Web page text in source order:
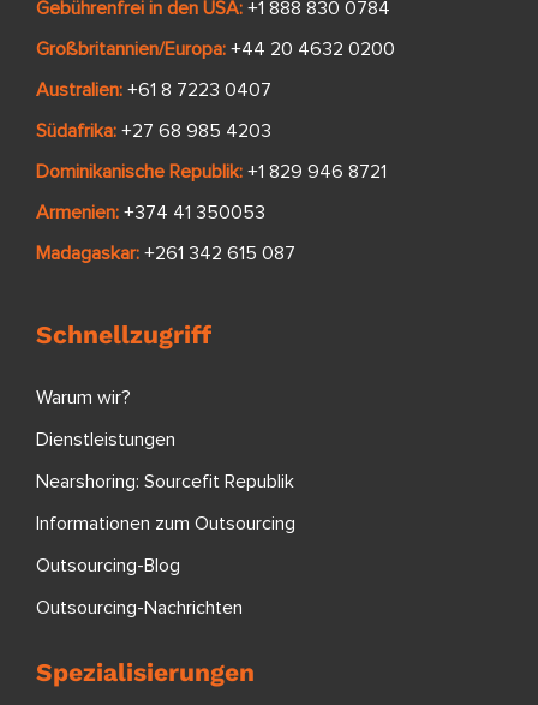
Gebührenfrei in den USA: +1 888 830 0784
Großbritannien/Europa: +44 20 4632 0200
Australien: +61 8 7223 0407
Südafrika: +27 68 985 4203
Dominikanische Republik: +1 829 946 8721
Armenien: +374 41 350053
Madagaskar: +261 342 615 087
Schnellzugriff
Warum wir?
Dienstleistungen
Nearshoring: Sourcefit Republik
Informationen zum Outsourcing
Outsourcing-Blog
Outsourcing-Nachrichten
Spezialisierungen